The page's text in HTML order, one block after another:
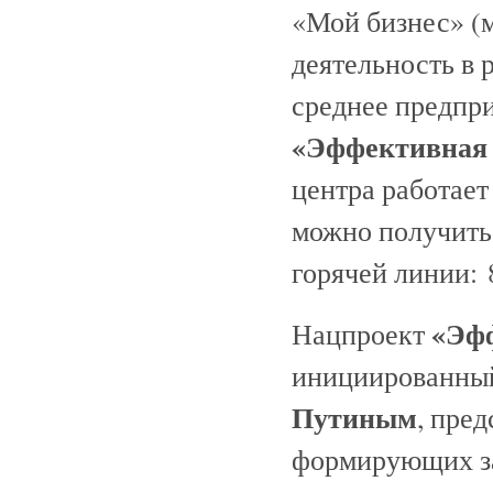
«Мой бизнес»
деятельность
среднее
«Эффективная
центра
можно
горячей линии:
Нацпроект
Путиным,
формирующих